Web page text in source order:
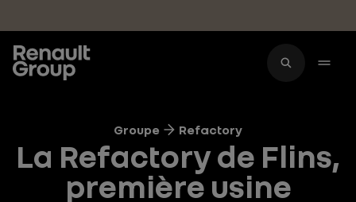
Groupe Refactory
La Refactory de Flins,
première usine